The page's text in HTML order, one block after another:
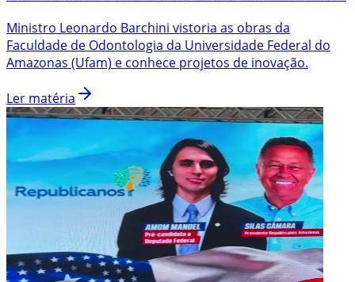
Ministro Leonardo Barchini vistoria as obras da
Faculdade de Odontologia da Universidade Federal do
Amazonas (Ufam) e conhece projetos de inovação.
Ler matéria